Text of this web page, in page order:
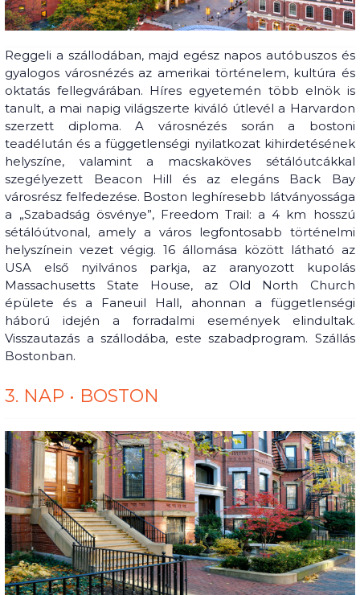
Reggeli a szállodában, majd egész napos autóbuszos és
gyalogos városnézés az amerikai történelem, kultúra és
oktatás fellegvárában. Híres egyetemén több elnök is
tanult, a mai napig világszerte kiváló útlevél a Harvardon
szerzett diploma. A városnézés során a bostoni
teadélután és a függetlenségi nyilatkozat kihirdetésének
helyszíne, valamint a macskaköves sétálóutcákkal
szegélyezett Beacon Hill és az elegáns Back Bay
városrész felfedezése. Boston leghíresebb látványossága
a „Szabadság ösvénye”, Freedom Trail: a 4 km hosszú
sétálóútvonal, amely a város legfontosabb történelmi
helyszínein vezet végig. 16 állomása között látható az
USA első nyilvános parkja, az aranyozott kupolás
Massachusetts State House, az Old North Church
épülete és a Faneuil Hall, ahonnan a függetlenségi
háború idején a forradalmi események elindultak.
Visszautazás a szállodába, este szabadprogram. Szállás
Bostonban.
3. NAP • BOSTON